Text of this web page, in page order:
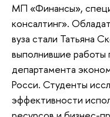
МП «Финансы»,
консалтинг».
вуза стали Татьяна
выполнившие
департамента
Росси. Студенты
эффективности